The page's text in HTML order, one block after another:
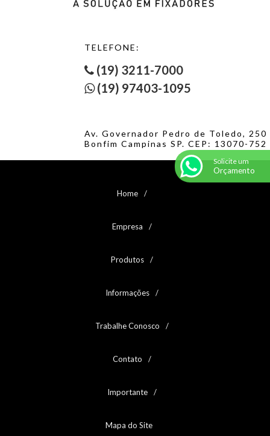
TELEFONE:
(19) 3211-7000
(19) 97403-1095
Av. Governador Pedro de Toledo, 250
Bonfim Campinas SP. CEP: 13070-752
Home
Empresa
Produtos
Informações
Trabalhe Conosco
Contato
Importante
Mapa do Site
Solicite um
Orçamento